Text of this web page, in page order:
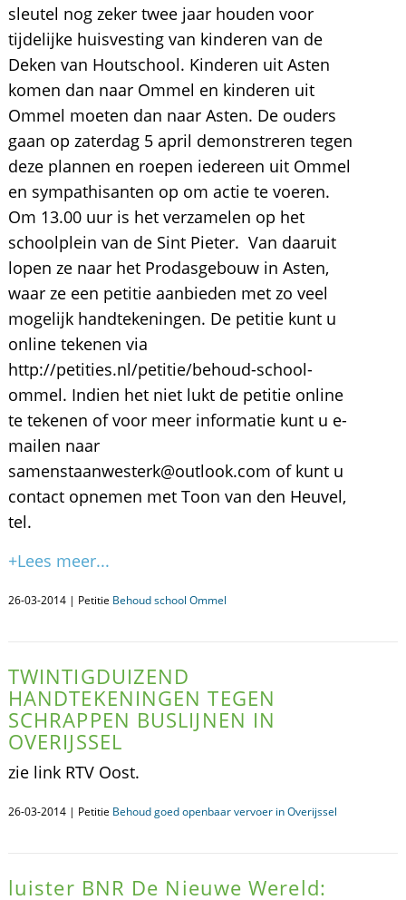
sleutel nog zeker twee jaar houden voor
tijdelijke huisvesting van kinderen van de
Deken van Houtschool. Kinderen uit Asten
komen dan naar Ommel en kinderen uit
Ommel moeten dan naar Asten. De ouders
gaan op zaterdag 5 april demonstreren tegen
deze plannen en roepen iedereen uit Ommel
en sympathisanten op om actie te voeren.
Om 13.00 uur is het verzamelen op het
schoolplein van de Sint Pieter. Van daaruit
lopen ze naar het Prodasgebouw in Asten,
waar ze een petitie aanbieden met zo veel
mogelijk handtekeningen. De petitie kunt u
online tekenen via
http://petities.nl/petitie/behoud-school-
ommel. Indien het niet lukt de petitie online
te tekenen of voor meer informatie kunt u e-
mailen naar
samenstaanwesterk@outlook.com of kunt u
contact opnemen met Toon van den Heuvel,
tel.
+Lees meer...
26-03-2014 | Petitie Behoud school Ommel
TWINTIGDUIZEND
HANDTEKENINGEN TEGEN
SCHRAPPEN BUSLIJNEN IN
OVERIJSSEL
zie link RTV Oost.
26-03-2014 | Petitie Behoud goed openbaar vervoer in Overijssel
luister BNR De Nieuwe Wereld: